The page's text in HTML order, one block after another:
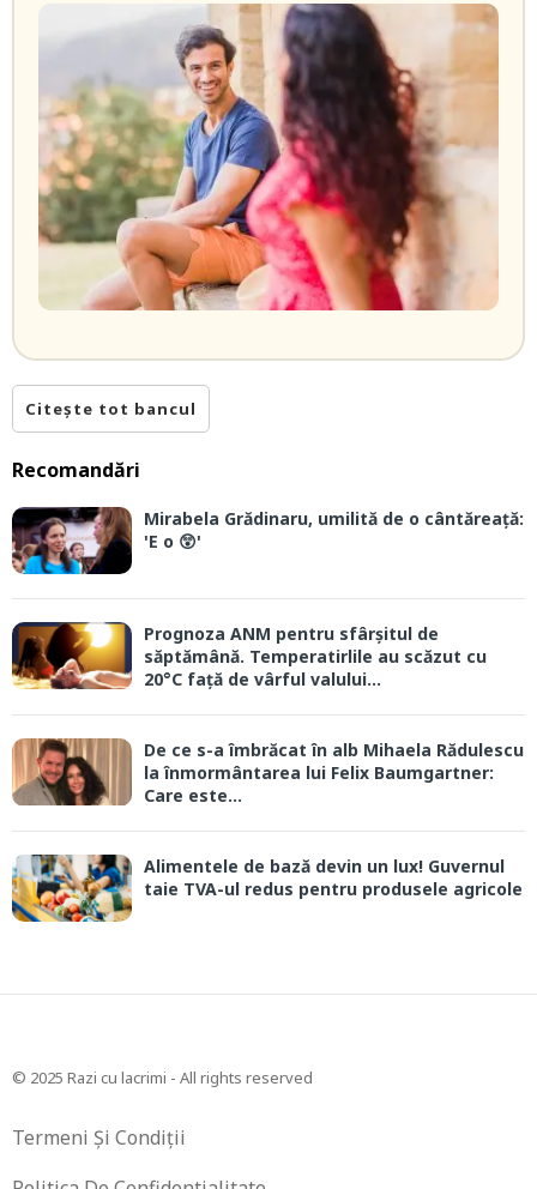
Citește tot bancul
Recomandări
Mirabela Grădinaru, umilită de o cântăreață:
'E o 😲'
Prognoza ANM pentru sfârșitul de
săptămână. Temperatirlile au scăzut cu
20°C față de vârful valului...
De ce s-a îmbrăcat în alb Mihaela Rădulescu
la înmormântarea lui Felix Baumgartner:
Care este...
Alimentele de bază devin un lux! Guvernul
taie TVA-ul redus pentru produsele agricole
© 2025 Razi cu lacrimi - All rights reserved
Termeni Și Condiții